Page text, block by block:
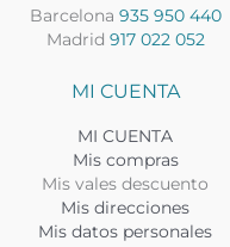
Barcelona 935 950 440
Madrid 917 022 052
MI CUENTA
MI CUENTA
Mis compras
Mis vales descuento
Mis direcciones
Mis datos personales